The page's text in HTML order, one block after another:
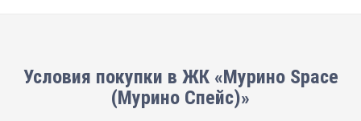
Условия покупки в ЖК «Мурино Space
(Мурино Спейс)»